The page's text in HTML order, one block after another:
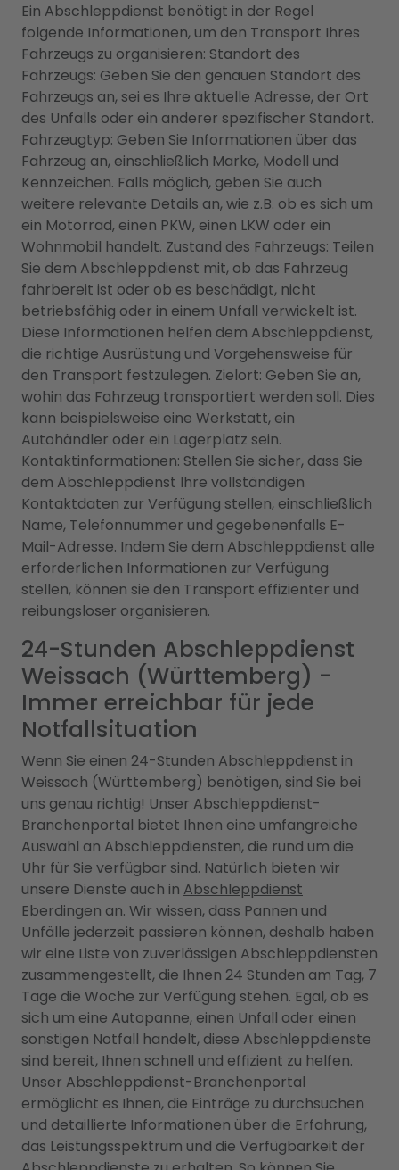
Ein Abschleppdienst benötigt in der Regel
folgende Informationen, um den Transport Ihres
Fahrzeugs zu organisieren: Standort des
Fahrzeugs: Geben Sie den genauen Standort des
Fahrzeugs an, sei es Ihre aktuelle Adresse, der Ort
des Unfalls oder ein anderer spezifischer Standort.
Fahrzeugtyp: Geben Sie Informationen über das
Fahrzeug an, einschließlich Marke, Modell und
Kennzeichen. Falls möglich, geben Sie auch
weitere relevante Details an, wie z.B. ob es sich um
ein Motorrad, einen PKW, einen LKW oder ein
Wohnmobil handelt. Zustand des Fahrzeugs: Teilen
Sie dem Abschleppdienst mit, ob das Fahrzeug
fahrbereit ist oder ob es beschädigt, nicht
betriebsfähig oder in einem Unfall verwickelt ist.
Diese Informationen helfen dem Abschleppdienst,
die richtige Ausrüstung und Vorgehensweise für
den Transport festzulegen. Zielort: Geben Sie an,
wohin das Fahrzeug transportiert werden soll. Dies
kann beispielsweise eine Werkstatt, ein
Autohändler oder ein Lagerplatz sein.
Kontaktinformationen: Stellen Sie sicher, dass Sie
dem Abschleppdienst Ihre vollständigen
Kontaktdaten zur Verfügung stellen, einschließlich
Name, Telefonnummer und gegebenenfalls E-
Mail-Adresse. Indem Sie dem Abschleppdienst alle
erforderlichen Informationen zur Verfügung
stellen, können sie den Transport effizienter und
reibungsloser organisieren.
24-Stunden Abschleppdienst
Weissach (Württemberg) -
Immer erreichbar für jede
Notfallsituation
Wenn Sie einen 24-Stunden Abschleppdienst in
Weissach (Württemberg) benötigen, sind Sie bei
uns genau richtig! Unser Abschleppdienst-
Branchenportal bietet Ihnen eine umfangreiche
Auswahl an Abschleppdiensten, die rund um die
Uhr für Sie verfügbar sind. Natürlich bieten wir
unsere Dienste auch in Abschleppdienst
Eberdingen an. Wir wissen, dass Pannen und
Unfälle jederzeit passieren können, deshalb haben
wir eine Liste von zuverlässigen Abschleppdiensten
zusammengestellt, die Ihnen 24 Stunden am Tag, 7
Tage die Woche zur Verfügung stehen. Egal, ob es
sich um eine Autopanne, einen Unfall oder einen
sonstigen Notfall handelt, diese Abschleppdienste
sind bereit, Ihnen schnell und effizient zu helfen.
Unser Abschleppdienst-Branchenportal
ermöglicht es Ihnen, die Einträge zu durchsuchen
und detaillierte Informationen über die Erfahrung,
das Leistungsspektrum und die Verfügbarkeit der